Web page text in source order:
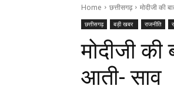
Home छत्तीसगढ़ मोदीजी की
छत्तीसगढ़ बड़ी खबर राजनीति
मोदीजी
आती- साव